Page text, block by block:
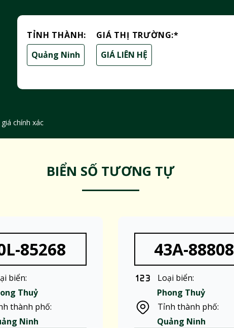
TỈNH THÀNH:
Quảng Ninh
GIÁ THỊ TRƯỜNG:*
GIÁ LIÊN HỆ
chính xác
BIỂN SỐ TƯƠNG TỰ
85268
biển:
Thuỷ
thành phố:
Ninh
43A-88808
Loại biển:
Phong Thuỷ
Tỉnh thành phố:
Quảng Ninh